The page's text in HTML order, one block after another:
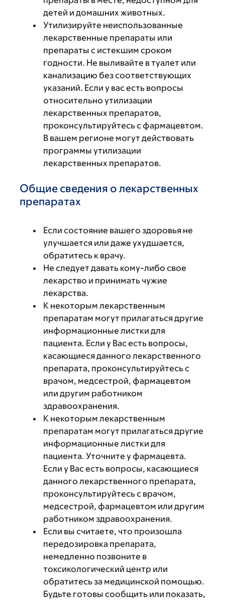
детей и домашних животных.
Утилизируйте неиспользованные
лекарственные препараты или
препараты с истекшим сроком
годности. Не выливайте в туалет или
канализацию без соответствующих
указаний. Если у вас есть вопросы
относительно утилизации
лекарственных препаратов,
проконсультируйтесь с фармацевтом.
В вашем регионе могут действовать
программы утилизации
лекарственных препаратов.
Общие сведения о лекарственных
препаратах
Если состояние вашего здоровья не
улучшается или даже ухудшается,
обратитесь к врачу.
Не следует давать кому-либо свое
лекарство и принимать чужие
лекарства.
К некоторым лекарственным
препаратам могут прилагаться другие
информационные листки для
пациента. Если у Вас есть вопросы,
касающиеся данного лекарственного
препарата, проконсультируйтесь с
врачом, медсестрой, фармацевтом
или другим работником
здравоохранения.
К некоторым лекарственным
препаратам могут прилагаться другие
информационные листки для
пациента. Уточните у фармацевта.
Если у Вас есть вопросы, касающиеся
данного лекарственного препарата,
проконсультируйтесь с врачом,
медсестрой, фармацевтом или другим
работником здравоохранения.
Если вы считаете, что произошла
передозировка препарата,
немедленно позвоните в
токсикологический центр или
обратитесь за медицинской помощью.
Будьте готовы сообщить или показать,